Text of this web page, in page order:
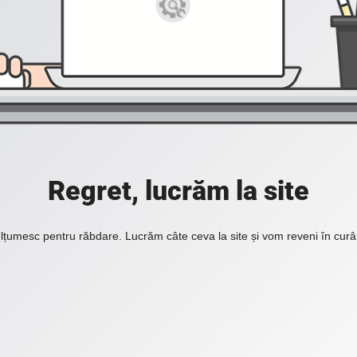
Regret, lucrăm la site
pentru răbdare. Lucrăm câte ceva la site și vom reveni în